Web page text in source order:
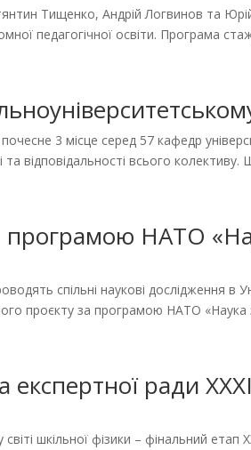
Тищенко, Андрій Логвинов та
педагогічної освіти. Програма
3 місце серед 57 кафедр
відповідальності всього колективу.
програмою НАТО
спільні наукові дослідження в
проєкту за програмою НАТО «Наука
ради
шкільної фізики – фінальний етап